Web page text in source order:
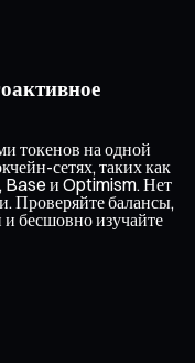
токенов на одной
сетях, таких как
и Optimism. Нет
Проверяйте балансы,
и бесшовно изучайте